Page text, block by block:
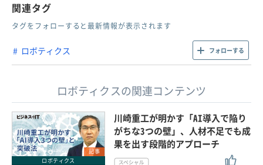
関連タグ
タグをフォローすると最新情報が表示されます
ロボティクス フォローする
ロボティクスの関連コンテンツ
記事
ロボティクス
川崎重工が明かす「AI導入で陥り
がちな3つの壁」、人材不足でも成
果を出す段階的アプローチ